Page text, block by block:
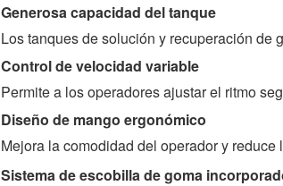
Generosa capacidad del tanque
Los tanques de solución y recuperación de
Control de velocidad variable
Permite a los operadores ajustar el ritmo
Diseño de mango ergonómico
Mejora la comodidad del operador y
Sistema de escobilla de goma